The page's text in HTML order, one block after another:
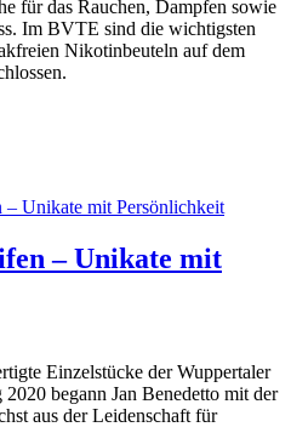
für das Rauchen, Dampfen sowie
Im BVTE sind die wichtigsten
Nikotinbeuteln auf dem
– Unikate mit
Einzelstücke der Wuppertaler
begann Jan Benedetto mit der
aus der Leidenschaft für